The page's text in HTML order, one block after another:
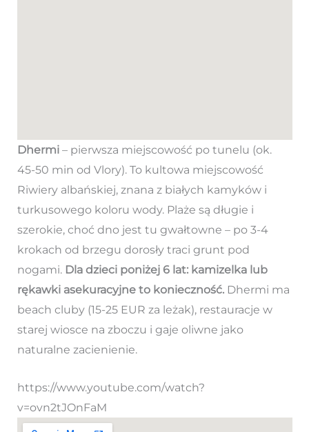
Dhermi– pierwsza miejscowość po tunelu (ok.
45-50 min od Vlory). To kultowa miejscowość
Riwiery albańskiej, znana z białych kamyków i
turkusowego koloru wody. Plaże są długie i
szerokie, choć dno jest tu gwałtowne – po 3-4
krokach od brzegu dorosły traci grunt pod
nogami. Dla dzieci poniżej 6 lat: kamizelka lub
rękawki asekuracyjne to konieczność.Dhermi ma
beach cluby (15-25 EUR za leżak), restauracje w
starej wiosce na zboczu i gaje oliwne jako
naturalne zacienienie.
https://www.youtube.com/watch?
v=ovn2tJOnFaM